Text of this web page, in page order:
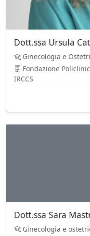
Dott.ssa Ursula
Ginecologia e
Fondazione
IRCCS
Dott.ssa Sara
Ginecologia e